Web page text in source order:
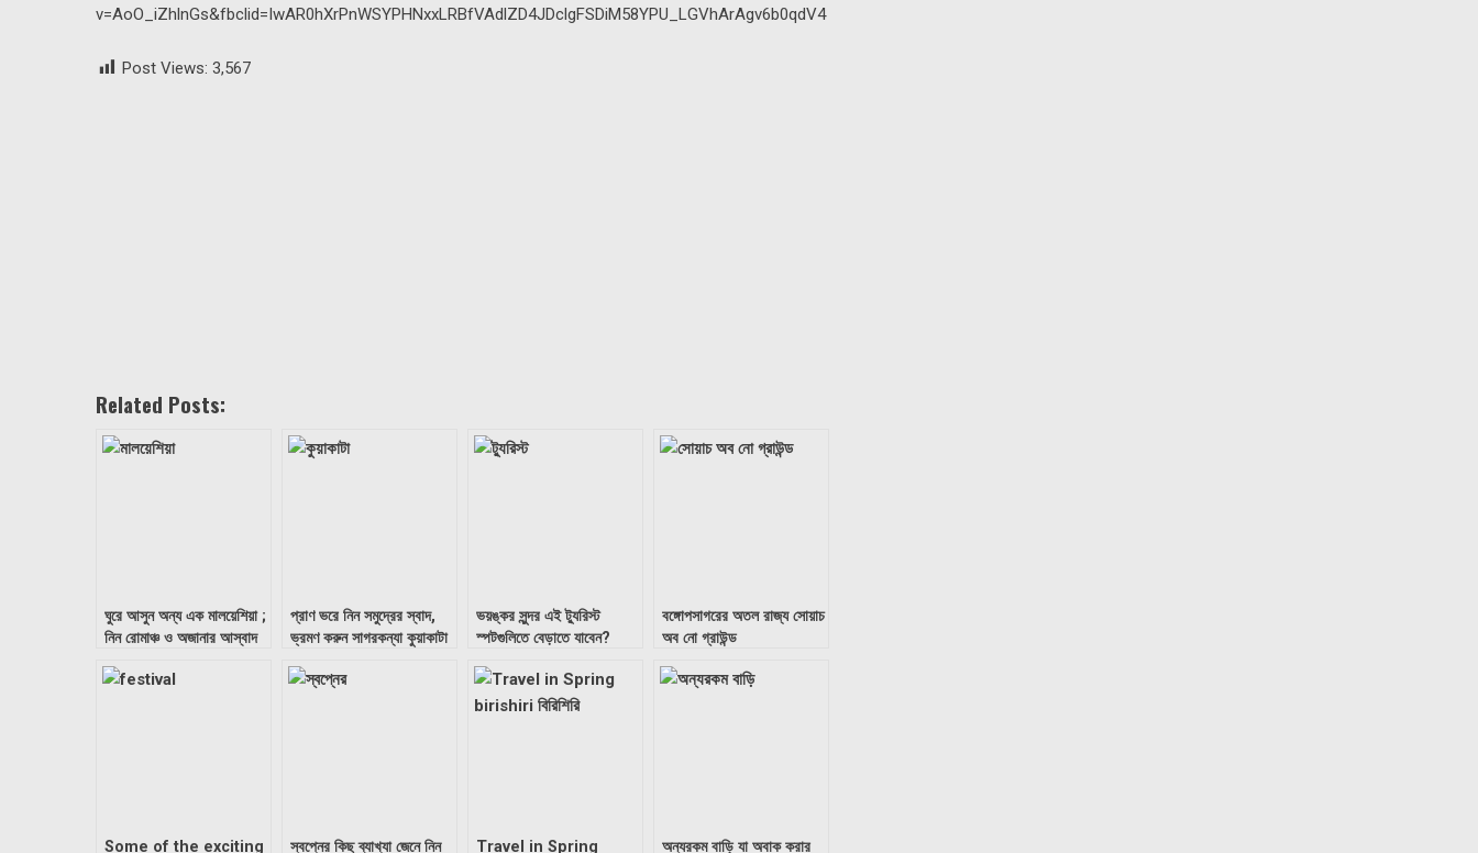
v=AoO_iZhlnGs&fbclid=IwAR0hXrPnWSYPHNxxLRBfVAdlZD4JDclgFSDiM58YPU_LGVhArAgv6b0qdV4
Post Views: 3,567
Related Posts:
ঘুরে আসুন অন্য এক মালয়েশিয়া ;
নিন রোমাঞ্চ ও অজানার আস্বাদ
প্রাণ ভরে নিন সমুদ্রের স্বাদ,
ভ্রমণ করুন সাগরকন্যা কুয়াকাটা
ভয়ঙ্কর সুন্দর এই ট্যুরিস্ট
স্পটগুলিতে বেড়াতে যাবেন?
বঙ্গোপসাগরের অতল রাজ্য সোয়াচ
অব নো গ্রাউন্ড
Some of the exciting
স্বপ্নের কিছু ব্যাখ্যা জেনে নিন
Travel in Spring
অন্যরকম বাড়ি যা অবাক করার